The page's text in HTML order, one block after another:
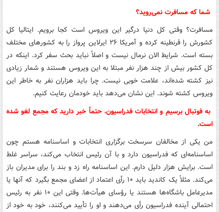
شما که مسافرت نمی‌روید؟
مسافرت؟ وقتی کل دنیا درگیر این ویروس است کجا برویم. ایتالیا کل
کشورش را قرنطینه کرده و آمریکا ۲۶ ایرلاین پرواز را به کشورهای مختلف
بسته است. شرایط الان نرمال نیست و اصلاً نباید بحث سفر کرد. اینکه در
کل کشور بیش از چند هزار نفر مبتلا به این ویروس هستند و شمار زیادی
نیز کشته شده‌اند، علامت خوبی نیست. چرا باید هزاران نفر به خاطر این
ویروس کشته شوند. این نشان می‌دهد باید خودمان رعایت کنیم.
به فوتبال برسیم و انتخابات فدراسیون. حتماً خبر دارید که مجمع لغو شده
است.
من یکی از مخالفان سرسخت برگزاری انتخابات و اساسنامه هستم چون
اساسنامه‌ای که فدراسیون دارد و با آن رئیس انتخاب می‌کند، سراسر غلط
است. برایش هزار دلیل دارم. این اساسنامه راه زد و بند را برای مدیران باز
می‌کند. مثلاً یک کاندید باید ۱۰ رأی اعتماد از اعضای مجمع بگیرد که آنها یا
مدیرعامل باشگاه‌ها هستند یا رؤسای هیأت‌ها. وقتی این ۱۰ نفر به رئیس
احتمالی آینده فدراسیون رأی می‌دهند و او را تأیید می‌کنند، خود به خود از